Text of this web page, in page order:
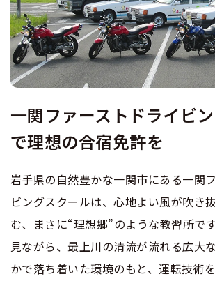
大型二種
合宿免許 体験談・口コミ
合宿免許 よくある質問
まるわかり！合宿免許Q＆A
一関ファーストドライビ
で理想の合宿免許を
岩手県の自然豊かな一関市にある一関
ビングスクールは、心地よい風が吹き
む、まさに“理想郷”のような教習所で
見ながら、最上川の清流が流れる広大
かで落ち着いた環境のもと、運転技術